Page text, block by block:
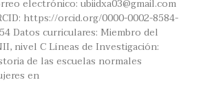
electrónico: ubiidxa03@gmail.com
https://orcid.org/0000-0002-8584-
Datos curriculares: Miembro del
nivel C Líneas de Investigación:
de las escuelas normales
en